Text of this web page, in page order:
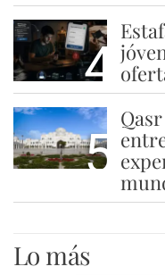
4
5
Lo más